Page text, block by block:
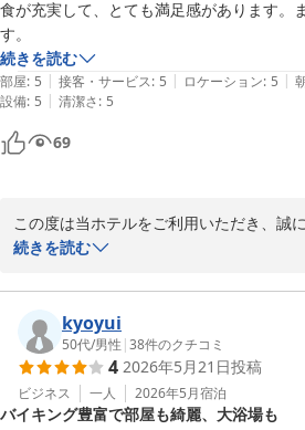
ホテルルートイン水戸県庁前
ホテルルートイン水戸県庁前
2026-06-26
食が充実して、とても満足感があります。
す。
続きを読む
部屋: 5 | 接客・サービス: 5 | ロケーション: 5 |
設備: 5 | 清潔さ: 5
69
この度は当ホテルをご利用いただき、誠
葉を賜り、大変光栄でございます。お車
御好評いただいており、当ホテルの強み
朝食メニューは地元食材を活かし、季節
ますので、ぜひ次回もお楽しみください。
お寄せいただいたお声は私たちの大きな
続きを読む
kyoyui
50代/男性 |38件のクチコミ
4 2026年5月21日投稿
ビジネス 一人 2026年5月宿泊
バイキング豊富で部屋も綺麗、大浴場も